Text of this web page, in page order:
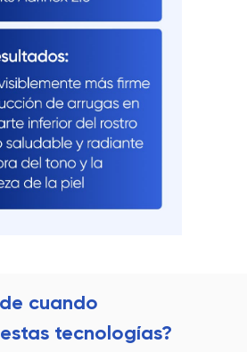
cuando
tecnologías?